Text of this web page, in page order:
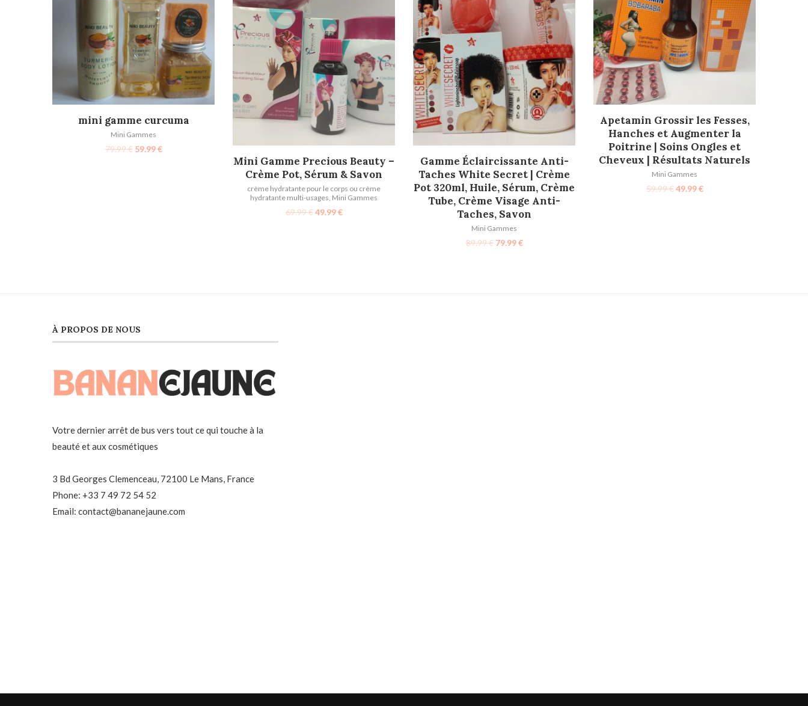
AJOUTER AU PANIER
mini gamme curcuma
Mini Gammes
79.99€ 59.99€
AJOUTER AU PANIER
Mini Gamme Precious Beauty –
Crème Pot, Sérum & Savon
crème hydratante pour le corps ou crème
hydratante multi-usages Mini Gammes
69.99€ 49.99€
AJOUTER AU PANIER
Gamme Éclaircissante Anti-
Taches White Secret | Crème
Pot 320ml, Huile, Sérum, Crème
Tube, Crème Visage Anti-
Taches, Savon
Mini Gammes
89.99€ 79.99€
AJOUTER AU PANIER
Apetamin Grossir les Fesses,
Hanches et Augmenter la
Poitrine | Soins Ongles et
Cheveux | Résultats Naturels
Mini Gammes
59.99€ 49.99€
À PROPOS DE NOUS
Votre dernier arrêt de bus vers tout ce qui touche à la
beauté et aux cosmétiques
3 Bd Georges Clemenceau, 72100 Le Mans, France
Phone: +33 7 49 72 54 52
Email: contact@bananejaune.com